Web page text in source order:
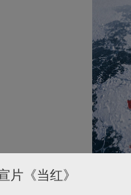
片《当红》